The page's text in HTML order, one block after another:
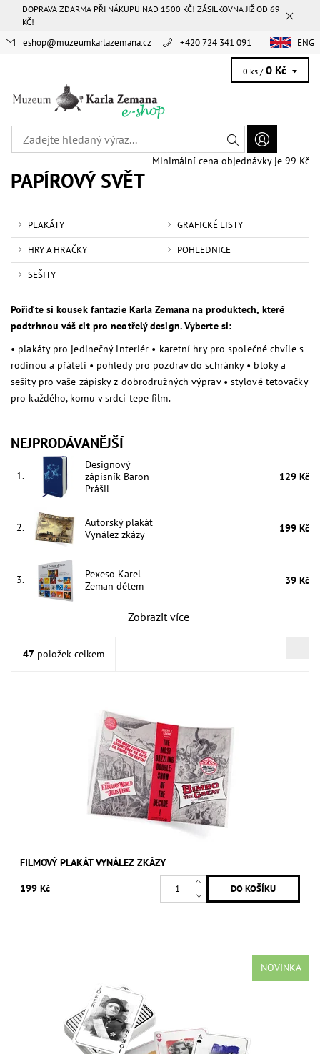
DOPRAVA ZDARMA PŘI NÁKUPU NAD 1500 KČ! ZÁSILKOVNA JIŽ OD 69
KČ!
+420 724 341 091
eshop@muzeumkarlazemana.cz ENG
0 ks / 0 Kč
Minimální cena objednávky je 99 Kč
PAPÍROVÝ SVĚT
PLAKÁTY GRAFICKÉ LISTY
HRY A HRAČKY POHLEDNICE
SEŠITY
Pořiďte si kousek fantazie Karla Zemana na produktech, které
podtrhnou váš cit pro neotřelý design. Vyberte si:
• plakáty pro jedinečný interiér • karetní hry pro společné chvíle s
rodinou a přáteli • pohledy pro pozdrav do schránky • bloky a
sešity pro vaše zápisky z dobrodružných výprav • stylové tetovačky
pro každého, komu v srdci tepe film.
NEJPRODÁVANĚJŠÍ
1.
Designový
zápisník Baron
Prášil
129 Kč
2.
Autorský plakát
Vynález zkázy
199 Kč
3.
Pexeso Karel
Zeman dětem
39 Kč
Zobrazit více
47 položek celkem
FILMOVÝ PLAKÁT VYNÁLEZ ZKÁZY
199 Kč
NOVINKA